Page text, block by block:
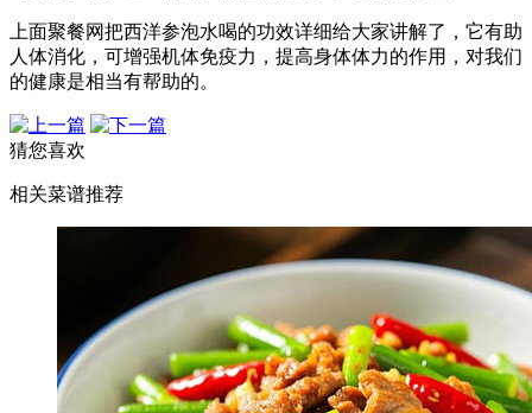
上面聚餐网把西洋参泡水喝的功效详细给大家讲解了，它有助
人体消化，可增强机体免疫力，提高身体体力的作用，对我们
的健康是相当有帮助的。
猜您喜欢
相关菜谱推荐